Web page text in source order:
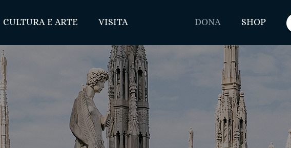
CULTURA E ARTE VISITA DONA SHOP